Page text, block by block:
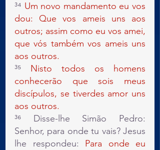
³⁴ Um novo mandamento eu vos
dou: Que vos ameis uns aos
outros; assim como eu vos amei,
que vós também vos ameis uns
aos outros.
³⁵ Nisto todos os homens
conhecerão que sois meus
discípulos, se tiverdes amor uns
aos outros.
³⁶ Disse-lhe Simão Pedro:
Senhor, para onde tu vais? Jesus
lhe respondeu: Para onde eu